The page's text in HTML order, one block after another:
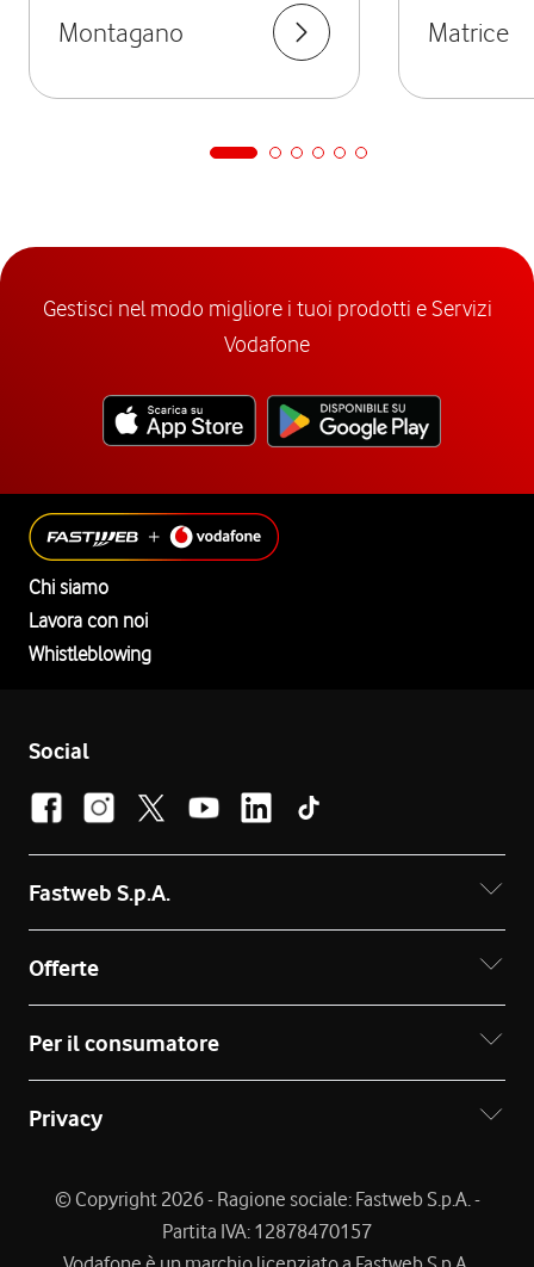
Montagano Matrice
Gestisci nel modo migliore i tuoi prodotti e Servizi
Vodafone
Chi siamo
Lavora con noi
Whistleblowing
Social
Fastweb S.p.A.
Offerte
Per il consumatore
Privacy
© Copyright 2026 - Ragione sociale: Fastweb S.p.A. -
Partita IVA: 12878470157